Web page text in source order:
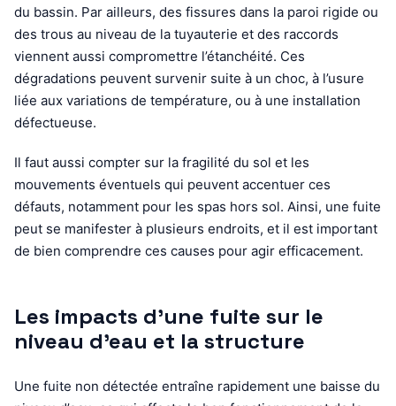
du bassin. Par ailleurs, des fissures dans la paroi rigide ou
des trous au niveau de la tuyauterie et des raccords
viennent aussi compromettre l’étanchéité. Ces
dégradations peuvent survenir suite à un choc, à l’usure
liée aux variations de température, ou à une installation
défectueuse.
Il faut aussi compter sur la fragilité du sol et les
mouvements éventuels qui peuvent accentuer ces
défauts, notamment pour les spas hors sol. Ainsi, une fuite
peut se manifester à plusieurs endroits, et il est important
de bien comprendre ces causes pour agir efficacement.
Les impacts d’une fuite sur le
niveau d’eau et la structure
Une fuite non détectée entraîne rapidement une baisse du